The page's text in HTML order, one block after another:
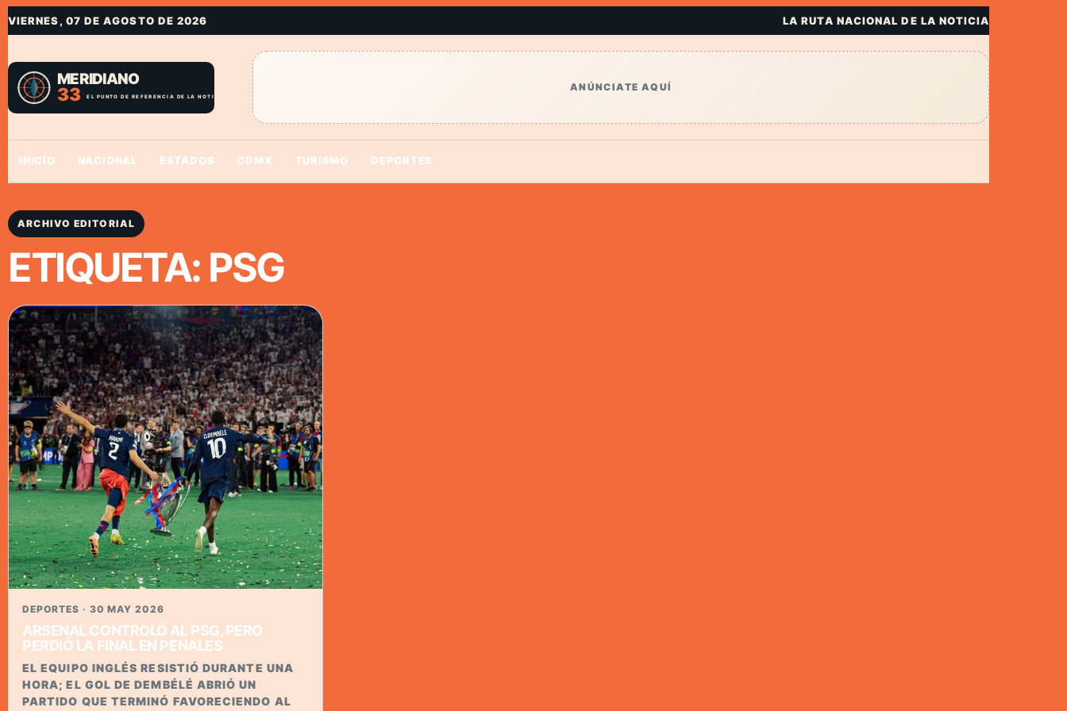
VIERNES, 07 DE AGOSTO DE 2026 LA RUTA NACIONAL DE LA NOTICIA
ANÚNCIATE AQUÍ
INICIO NACIONAL ESTADOS CDMX TURISMO DEPORTES
ARCHIVO EDITORIAL
ETIQUETA: PSG
DEPORTES · 30 MAY 2026
ARSENAL CONTROLÓ AL PSG, PERO
PERDIÓ LA FINAL EN PENALES
EL EQUIPO INGLÉS RESISTIÓ DURANTE UNA
HORA; EL GOL DE DEMBÉLÉ ABRIÓ UN
PARTIDO QUE TERMINÓ FAVORECIENDO AL